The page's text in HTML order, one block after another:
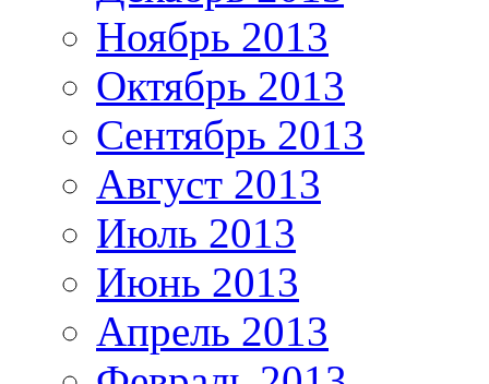
Ноябрь 2013
Октябрь 2013
Сентябрь 2013
Август 2013
Июль 2013
Июнь 2013
Апрель 2013